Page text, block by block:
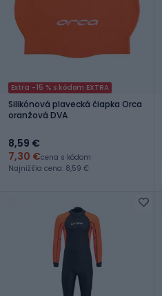
Extra -15 % s kódom EXTRA
Silikónová plavecká čiapka Orca
oranžová DVA
8,59 €
7,30 €cena s kódom
Najnižšia cena: 8,59 €